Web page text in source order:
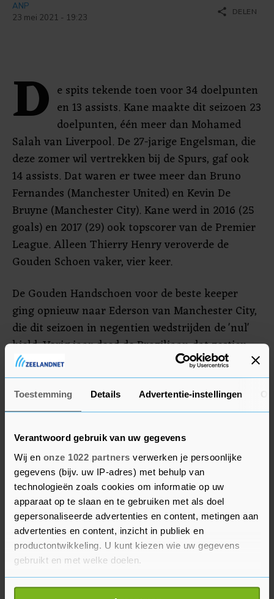
Toestemming Details Advertentie-instellingen
Verantwoord gebruik van uw gegevens
Wij en onze 1022 partners verwerken je persoonlijke
gegevens (bijv. uw IP-adres) met behulp van
technologieën zoals cookies om informatie op uw
apparaat op te slaan en te gebruiken met als doel
gepersonaliseerde advertenties en content, metingen aan
advertenties en content, inzicht in publiek en
productontwikkeling. U kunt kiezen wie uw gegevens
gebruikt en met welke doelen.
Als u het toestaat, willen we ook graag:
ANP
23 mei 2021 - 19:23
share DELEN
D e spits tekende toen voor 34 doelpunten
en 13 assists. Kane maakte dit seizoen 23
doelpunten, één meer dan Mohamed
Salah van Liverpool. De 27-jarige Engelsman, die
deze zomer wil vertrekken bij de Spurs, gaf ook
14 assists. Dat waren er twee meer dan Bruno
Fernandes (Manchester United) en Kevin De
Bruyne (Manchester City). Kane werd in 2016 (25
goals) en 2017 (29) ook topscorer van de Premier
League. Alleen Thierry Henry veroverde de
Gouden Schoen vaker, vier keer.
De Gouden Handschoen voor de beste keeper
ging opnieuw naar Ederson van Manchester City,
die dit seizoen in negentien wedstrijden de 'nul'
hield. Vorig jaar deed de Braziliaan dat zestien
keer. Edwin van der Sar ontving de Gouden
Handschoen in 2008-2009, toen hij in 21
wedstrijden zonder tegentreffer bleef.